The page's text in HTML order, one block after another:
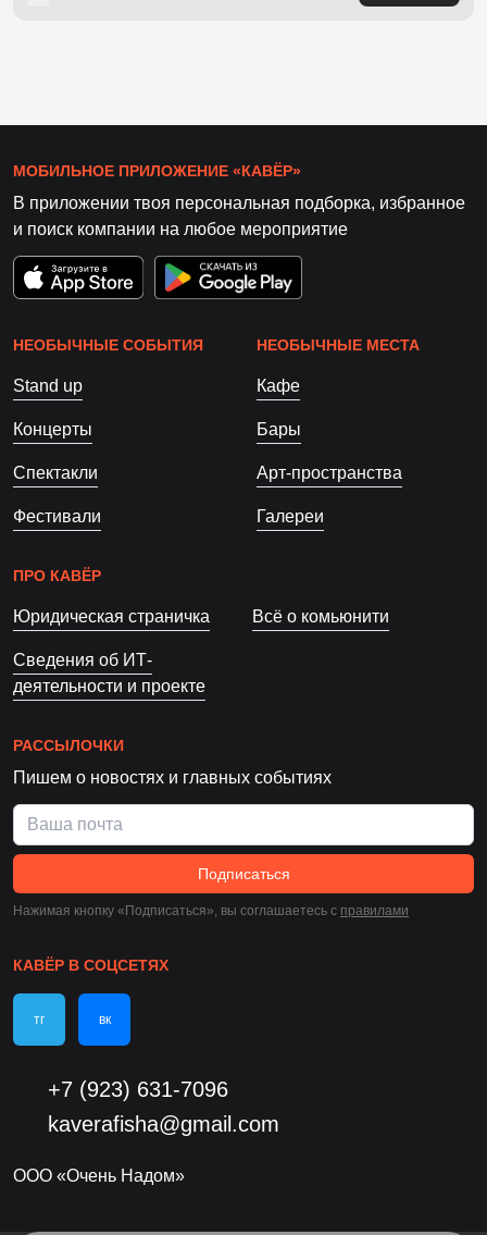
МОБИЛЬНОЕ ПРИЛОЖЕНИЕ «КАВЁР»
В приложении твоя персональная подборка, избранное
и поиск компании на любое мероприятие
НЕОБЫЧНЫЕ СОБЫТИЯ
Stand up
Концерты
Спектакли
Фестивали
НЕОБЫЧНЫЕ МЕСТА
Кафе
Бары
Арт-пространства
Галереи
ПРО КАВЁР
Юридическая страничка Всё о комьюнити
Сведения об ИТ-
деятельности и проекте
РАССЫЛОЧКИ
Пишем о новостях и главных событиях
Подписаться
Нажимая кнопку «Подписаться», вы соглашаетесь c правилами
КАВЁР В СОЦСЕТЯХ
тг вк
+7 (923) 631-7096
kaverafisha@gmail.com
ООО «Очень Надом»